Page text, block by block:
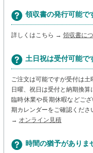
領収書の発行可能で
詳しくはこちら → 領収書に
土日祝は受付可能で
ご注文は可能ですが受付は土
日曜、祝日は受付と納期換算
臨時休業や長期休暇などご
期カレンダーをご確認くださ
→ オンライン見積
時間の猶予がありま